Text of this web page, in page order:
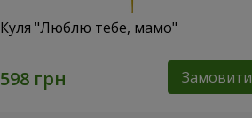
Куля "Люблю тебе, мамо"
Замовити